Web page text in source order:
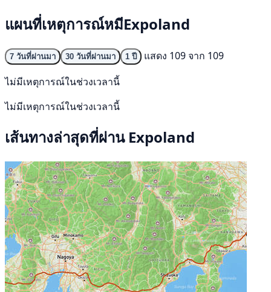
แผนที่เหตุการณ์หมีExpoland
7 วันที่ผ่านมา 30 วันที่ผ่านมา 1 ปี
แสดง 109 จาก 109
ไม่มีเหตุการณ์ในช่วงเวลานี้
ไม่มีเหตุการณ์ในช่วงเวลานี้
เส้นทางล่าสุดที่ผ่าน Expoland